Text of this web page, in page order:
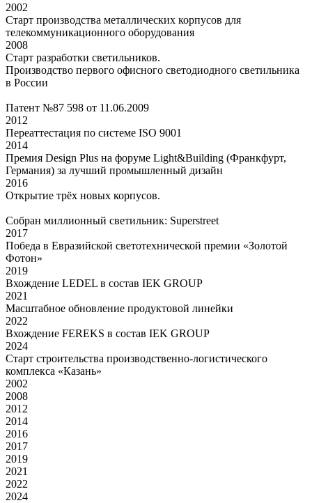
2002
Старт производства металлических корпусов для
телекоммуникационного оборудования
2008
Старт разработки светильников.
Производство первого офисного светодиодного светильника
в России
Патент №87 598 от 11.06.2009
2012
Переаттестация по системе ISO 9001
2014
Премия Design Plus на форуме Light&Building (Франкфурт,
Германия) за лучший промышленный дизайн
2016
Открытие трёх новых корпусов.
Собран миллионный светильник: Superstreet
2017
Победа в Евразийской светотехнической премии «Золотой
Фотон»
2019
Вхождение LEDEL в состав IEK GROUP
2021
Масштабное обновление продуктовой линейки
2022
Вхождение FEREKS в состав IEK GROUP
2024
Старт строительства производственно-логистического
комплекса «Казань»
2002
2008
2012
2014
2016
2017
2019
2021
2022
2024